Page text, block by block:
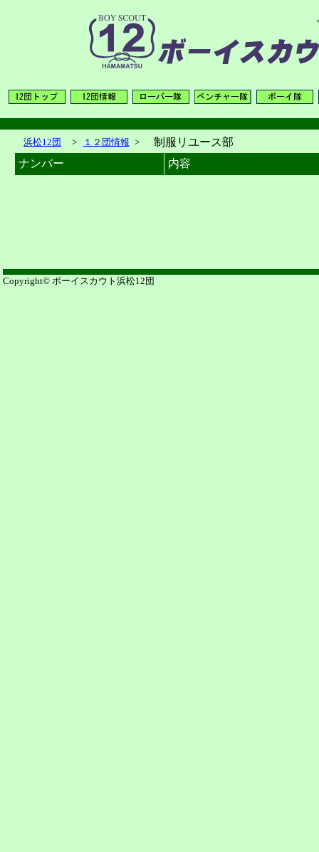
浜松12団 > １２団情報 >
制服リユース部
ナンバー
内容
Copyright© ボーイスカウト浜松12団